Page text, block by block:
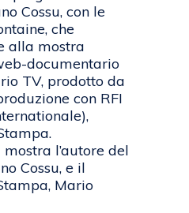
Cossu, con le
che
alla mostra
documentario
TV, prodotto da
con RFI
l’autore del
Cossu, e il
Mario